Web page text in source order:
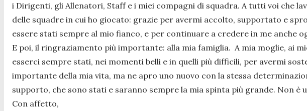
i Dirigenti, gli Allenatori, Staff e i miei compagni di squadra. A tutti voi che
delle squadre in cui ho giocato: grazie per avermi accolto, supportato e
essere stati sempre al mio fianco, e per continuare a credere in me anche
E poi, il ringraziamento più importante: alla mia famiglia. A mia moglie, ai
esserci sempre stati, nei momenti belli e in quelli più difficili, per avermi
importante della mia vita, ma ne apro uno nuovo con la stessa
supporto, che sono stati e saranno sempre la mia spinta più grande. Non
Con affetto,